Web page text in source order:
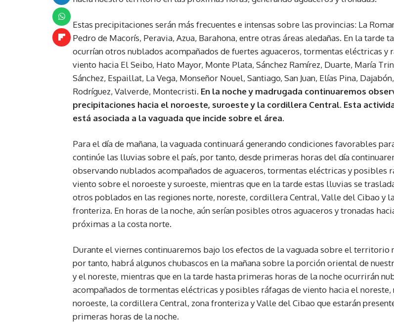
Estas precipitaciones serán más frecuentes e intensas sobre las provincias: La
Pedro de Macorís, Peravia, Azua, Barahona, entre otras áreas aledañas. En la tarde
ocurrían otros nublados acompañados de fuertes aguaceros, tormentas eléctricas y
viento hacia El Seibo, Hato Mayor, Monte Plata, Sánchez Ramírez, Duarte, María
Sánchez, Espaillat, La Vega, Monseñor Nouel, Santiago, San Juan, Elías Pina,
Rodríguez, Valverde, Montecristi. En la noche y madrugada continuaremos
precipitaciones hacia el noroeste, suroeste y la cordillera Central. Esta
está asociada a la vaguada que incide sobre el área.
Para el día de mañana, la vaguada continuará generando condiciones favorables
continúe las lluvias sobre el país, por tanto, desde primeras horas del día
observando nublados acompañados de aguaceros, tormentas eléctricas y posibles
viento sobre el noroeste y suroeste, mientras que en la tarde estas lluvias se
otros poblados en las regiones norte, noreste, cordillera Central, Valle del Cibao y
fronteriza. En horas de la noche, aún serían posibles otros aguaceros y tronadas
próximas a la costa norte.
Durante el viernes continuaremos bajo los efectos de la vaguada sobre el territorio
por tanto, habrá algunos chubascos en la mañana sobre la porción oriental de
y el noreste, mientras que en la tarde hasta primeras horas de la noche ocurrirán
acompañados de tormentas eléctricas y posibles ráfagas de viento hacia el noreste,
noroeste, la cordillera Central, zona fronteriza y Valle del Cibao que estarán
primeras horas de la noche.